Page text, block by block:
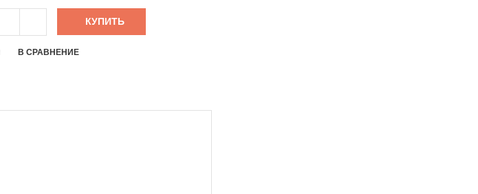
КУПИТЬ
В СРАВНЕНИЕ